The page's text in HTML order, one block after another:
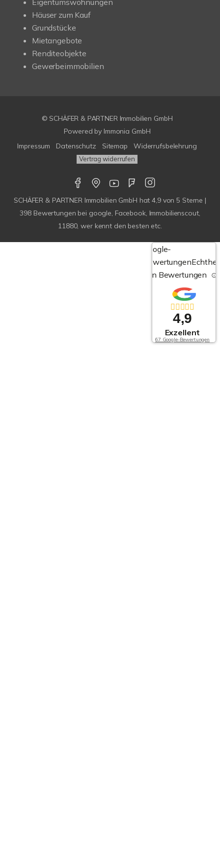
Eigentumswohnungen
Häuser zum Kauf
Grundstücke
Mietangebote
Renditeobjekte
Gewerbeimmobilien
© SCHÄFER & PARTNER Immobilien GmbH
Powered by Immonia GmbH
Impressum
Datenschutz Sitemap Widerrufsbelehrung
Vertrag widerrufen
SCHÄFER & PARTNER Immobilien GmbH hat4,9von5 Sterne |
398 Bewertungen bei google, Facebook, Immobilienscout,
11880, wer kennt den besten etc.
Google-
Bewertungen
von Bewertungen
4,9
Exzellent
67 Google-Bewertungen